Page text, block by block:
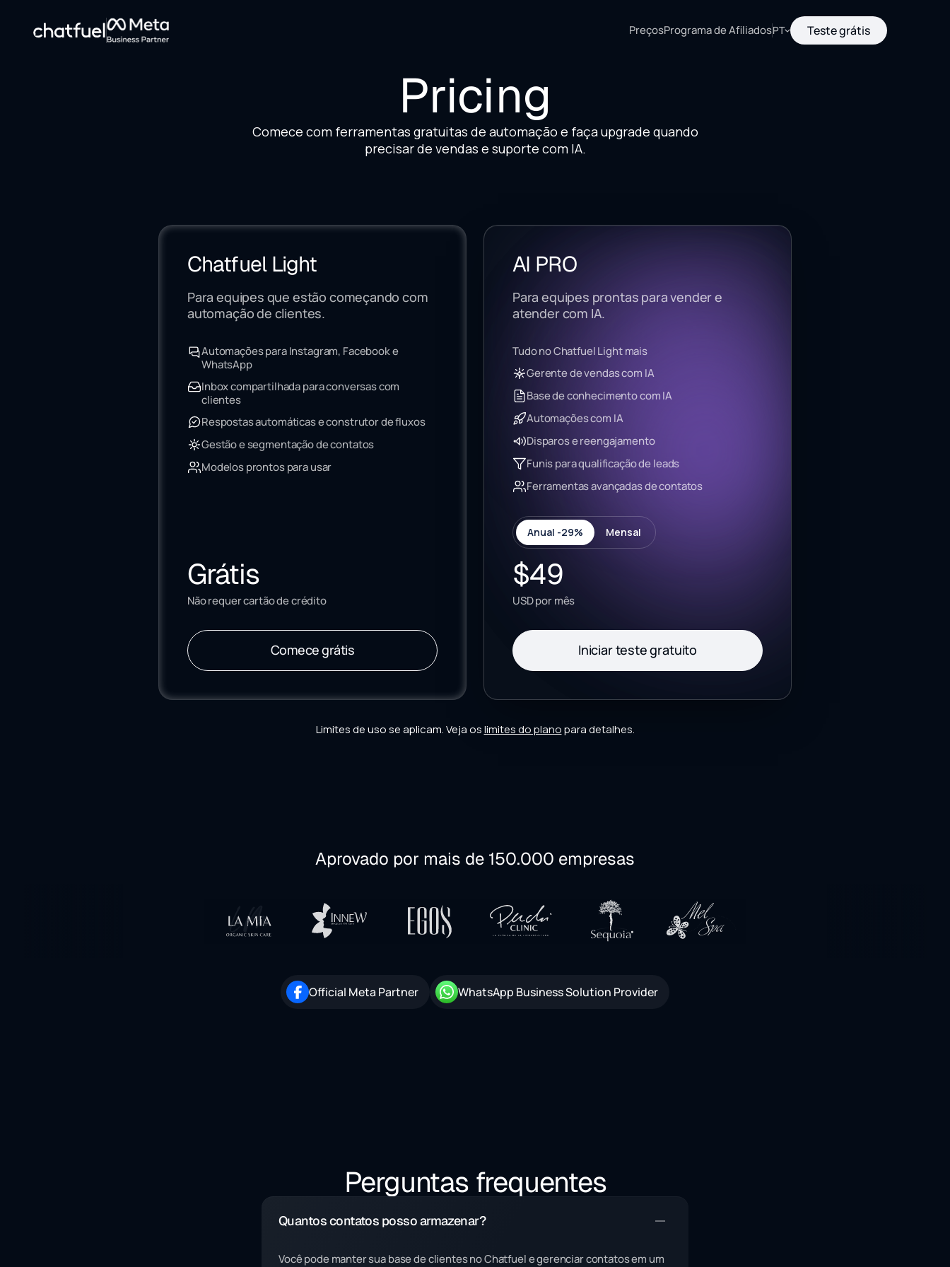
PreçosPrograma de AfiliadosPT Teste grátis
Pricing
Comece com ferramentas gratuitas de automação e faça upgrade quando
precisar de vendas e suporte com IA.
Chatfuel Light
Para equipes que estão começando com
automação de clientes.
Automações para Instagram, Facebook e
WhatsApp
Inbox compartilhada para conversas com
clientes
Respostas automáticas e construtor de fluxos
Gestão e segmentação de contatos
Modelos prontos para usar
Grátis
Não requer cartão de crédito
Comece grátis
AI PRO
Para equipes prontas para vender e
atender com IA.
Tudo no Chatfuel Light mais
Gerente de vendas com IA
Base de conhecimento com IA
Automações com IA
Disparos e reengajamento
Funis para qualificação de leads
Ferramentas avançadas de contatos
Anual -29% Mensal
$49
USD por mês
Iniciar teste gratuito
Limites de uso se aplicam. Veja oslimites do planopara detalhes.
Aprovado por mais de 150.000 empresas
Official Meta Partner WhatsApp Business Solution Provider
Perguntas frequentes
Quantos contatos posso armazenar?
Você pode manter sua base de clientes no Chatfuel e gerenciar contatos em um